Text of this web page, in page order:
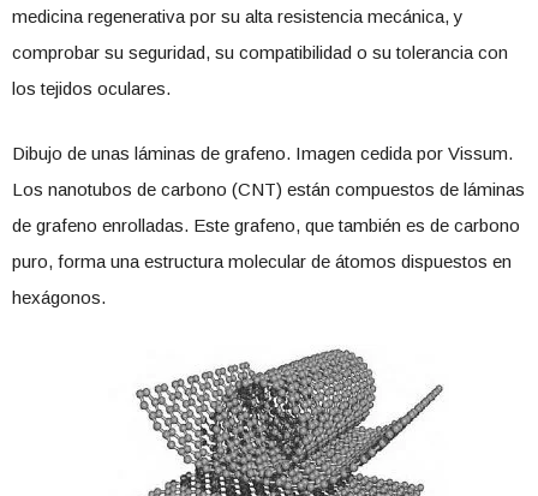
medicina regenerativa por su alta resistencia mecánica, y
comprobar su seguridad, su compatibilidad o su tolerancia con
los tejidos oculares.
Dibujo de unas láminas de grafeno. Imagen cedida por Vissum.
Los nanotubos de carbono (CNT) están compuestos de láminas
de grafeno enrolladas. Este grafeno, que también es de carbono
puro, forma una estructura molecular de átomos dispuestos en
hexágonos.